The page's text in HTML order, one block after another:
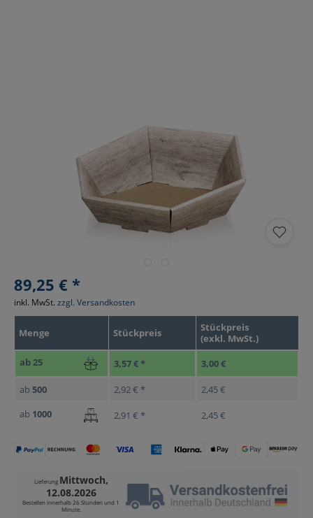
89,25 € *
Menge Stückpreis
Stückpreis
(exkl. MwSt.)
ab 25 3,57 € * 3,00 €
ab 500 2,92 € *
2,45 €
ab 1000 2,91 € * 2,45 €
inkl. MwSt. zzgl. Versandkosten
Lieferung Mittwoch,
12.08.2026
Bestellen innerhalb26 Stunden und 1
Minute.